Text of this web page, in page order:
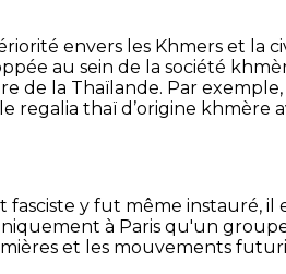
envers les Khmers et la
au sein de la société
la Thaïlande. Par exemple,
thaï d’origine khmère
fasciste y fut même instauré,
à Paris qu'un
et les mouvements